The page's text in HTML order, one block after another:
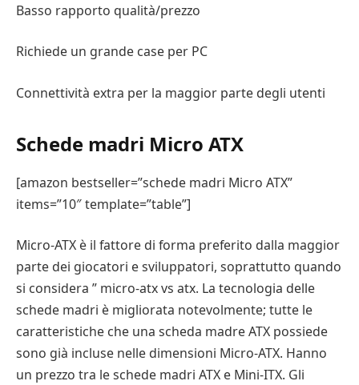
Basso rapporto qualità/prezzo
Richiede un grande case per PC
Connettività extra per la maggior parte degli utenti
Schede madri Micro ATX
[amazon bestseller=”schede madri Micro ATX”
items=”10″ template=”table”]
Micro-ATX è il fattore di forma preferito dalla maggior
parte dei giocatori e sviluppatori, soprattutto quando
si considera ” micro-atx vs atx. La tecnologia delle
schede madri è migliorata notevolmente; tutte le
caratteristiche che una scheda madre ATX possiede
sono già incluse nelle dimensioni Micro-ATX. Hanno
un prezzo tra le schede madri ATX e Mini-ITX. Gli